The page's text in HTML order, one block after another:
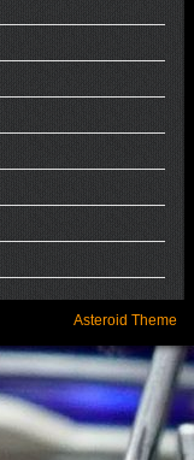
Asteroid Theme